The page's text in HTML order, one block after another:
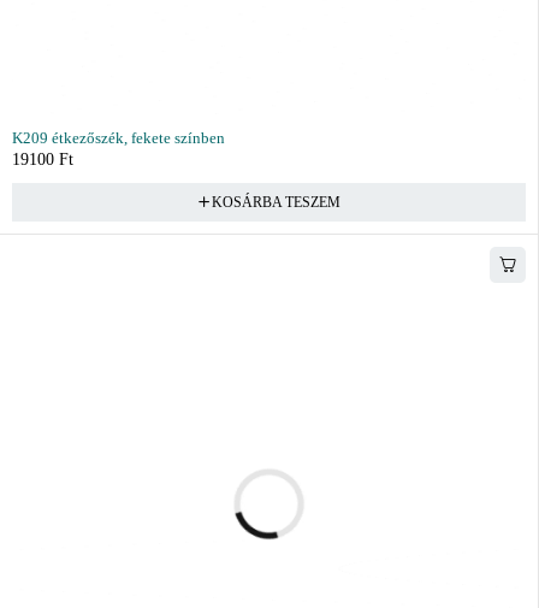
K209 étkezőszék, fekete színben
19100 Ft
KOSÁRBA TESZEM